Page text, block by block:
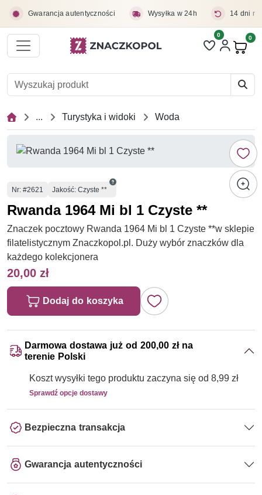
Gwarancja autentyczności Wysyłka w 24h 14 dni
Liczba pozycji
0 0
... Turystyka i widoki Woda
Numer
Nr: #2621 Jakość: Czyste **
Rwanda 1964 Mi bl 1 Czyste **
Znaczek pocztowy Rwanda 1964 Mi bl 1 Czyste **w sklepie
filatelistycznym Znaczkopol.pl. Duży wybór znaczków dla
każdego kolekcjonera
20,00 zł
Dodaj do koszyka
Darmowa dostawa już od 200,00 zł na
terenie Polski
Koszt wysyłki tego produktu zaczyna się od 8,99 zł
Sprawdź opcje dostawy
Bezpieczna transakcja
Gwarancja autentyczności